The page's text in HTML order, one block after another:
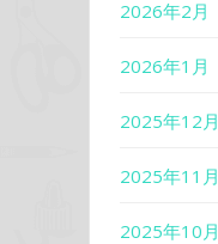
2026年2月
2026年1月
2025年12月
2025年11月
2025年10月